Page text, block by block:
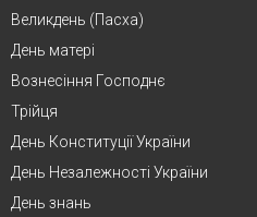
Великдень (Пасха)
День матері
Вознесіння Господнє
Трійця
День Конституції України
День Незалежності України
День знань